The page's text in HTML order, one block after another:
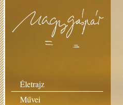
Életrajz
Művei